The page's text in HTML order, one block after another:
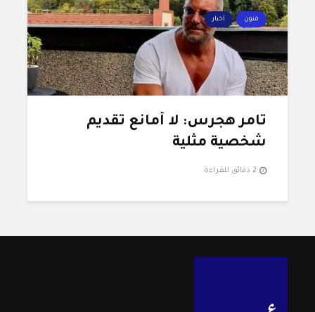
فنون أخبار
تامر هجرس: لا أمانع تقديم
شخصية مثلية
2 دقائق للقراءة